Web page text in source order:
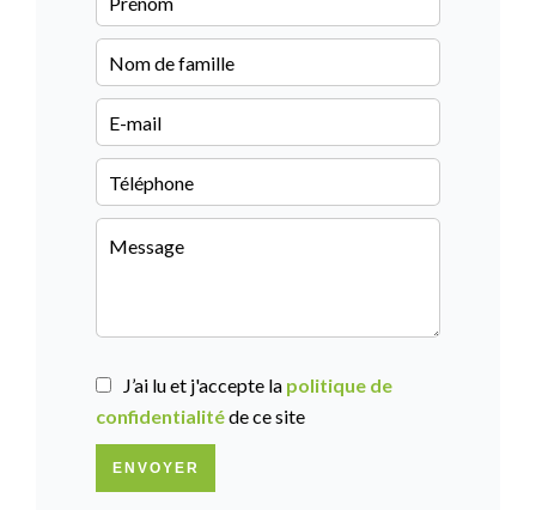
J’ai lu et j'accepte la politique de
confidentialitéde ce site
ENVOYER